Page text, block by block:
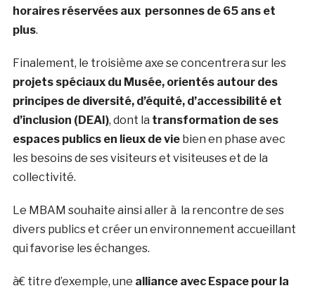
horaires réservées aux personnes de 65 ans et
plus.
Finalement, le troisième axe se concentrera sur les
projets spéciaux du Musée, orientés autour des
principes de diversité, d’équité, d’accessibilité et
d’inclusion (DEAI), dont la transformation de ses
espaces publics en lieux de viebien en phase avec
les besoins de ses visiteurs et visiteuses et de la
collectivité.
Le MBAM souhaite ainsi aller à la rencontre de ses
divers publics et créer un environnement accueillant
qui favorise les échanges.
à€ titre d’exemple, une alliance avec Espace pour la